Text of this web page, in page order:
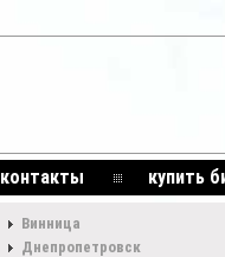
контакты купить
Винница
Днепропетровск